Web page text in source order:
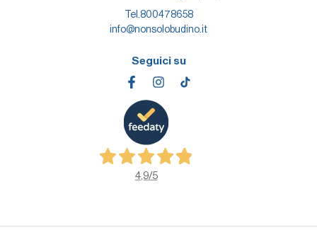
Tel. 800478658
info@nonsolobudino.it
Seguici su
4,9/5